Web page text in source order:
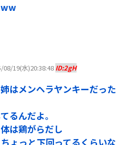
ww
08/19(水)20:38:48 ID:2gH
はメンヘラヤンキーだった
るんだよ。
は鶏がらだし
ょっと下回ってるくらいな